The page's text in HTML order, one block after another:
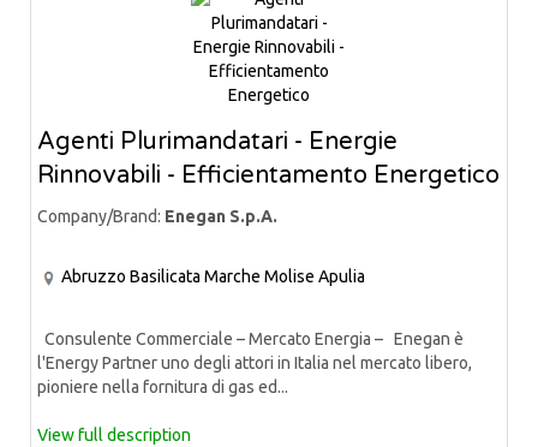
Agenti Plurimandatari - Energie
Rinnovabili - Efficientamento Energetico
Company/Brand: Enegan S.p.A.
Abruzzo Basilicata Marche Molise Apulia
Consulente Commerciale – Mercato Energia – Enegan è
l'Energy Partner uno degli attori in Italia nel mercato libero,
pioniere nella fornitura di gas ed...
View full description